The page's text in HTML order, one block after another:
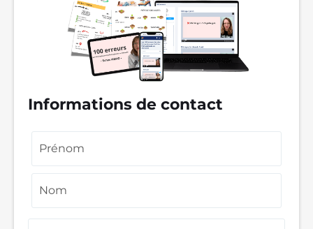
Informations de contact